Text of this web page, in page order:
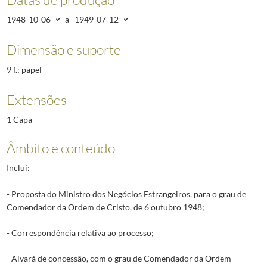
1948-10-06 a 1949-07-12
Dimensão e suporte
9 f.; papel
Extensões
1 Capa
Âmbito e conteúdo
Inclui:
- Proposta do Ministro dos Negócios Estrangeiros, para o grau de
Comendador da Ordem de Cristo, de 6 outubro 1948;
- Correspondência relativa ao processo;
- Alvará de concessão, com o grau de Comendador da Ordem